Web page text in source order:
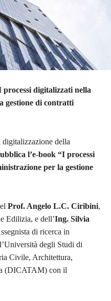
digitalizzati nella
gestione di contratti
digitalizzazione della
l’e-book “I processi
per la gestione
Prof. Angelo L.C. Ciribini,
Edilizia, e dell’Ing. Silvia
di ricerca in
degli Studi di
Civile, Architettura,
(DICATAM) con il